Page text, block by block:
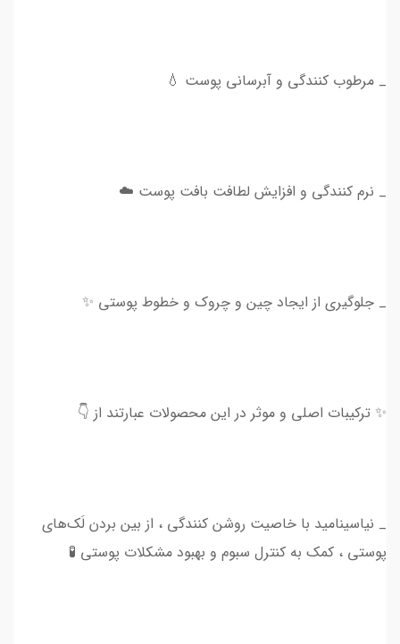
_ مرطوب کنندگی و آبرسانی پوست 💧
_ نرم کنندگی و افزایش لطافت بافت پوست ☁️
_ جلوگیری از ایجاد چین و چروک و خطوط پوستی ✨
✨ ترکیبات اصلی و موثر در این محصولات عبارتند از 👇
_ نیاسینامید با خاصیت روشن کنندگی ، از بین بردن لَک‌های
پوستی ، کمک به کنترل سبوم و بهبود مشکلات پوستی 🧪